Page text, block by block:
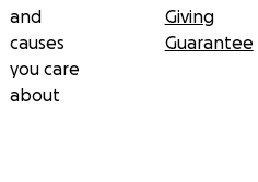
and
causes
you care
about
Giving
Guarantee